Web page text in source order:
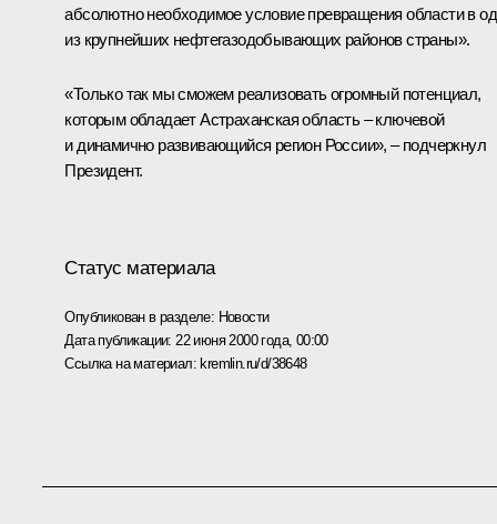
абсолютно необходимое условие превращения области в
из крупнейших нефтегазодобывающих районов страны».
«Только так мы сможем реализовать огромный потенциал,
которым обладает Астраханская область – ключевой
и динамично развивающийся регион России», – подчеркнул
Президент.
Статус материала
Опубликован в разделе: Новости
Дата публикации: 22 июня 2000 года, 00:00
Ссылка на материал:kremlin.ru/d/38648